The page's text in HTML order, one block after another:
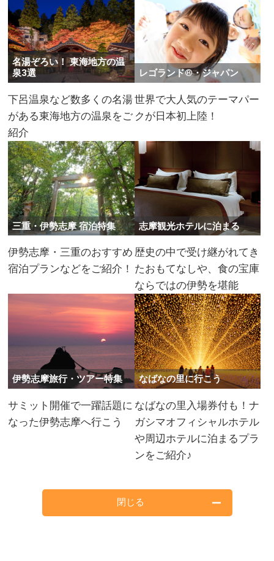
名湯ぞろい！ 東海地方の温
泉3選
下呂温泉など数多くの名湯
がある東海地方の温泉をご
紹介
レゴランド®・ジャパン
世界で大人気のテーマパー
クが日本初上陸！
三重・伊勢志摩 宿泊特集
伊勢志摩・三重のおすすめ
宿泊プランなどをご紹介！
志摩観光ホテルに泊まる
歴史の中で受け継がれてき
たおもてなしや、食の宝庫
ならではの伊勢を堪能
伊勢志摩旅行・ツアー特集
サミット開催で一躍話題に
なった伊勢志摩へ行こう
なばなの里に行こう
なばなの里入場券付も！ナ
ガシマオフィシャルホテル
や周辺ホテルに泊まるプラ
ンをご紹介♪
閉じる